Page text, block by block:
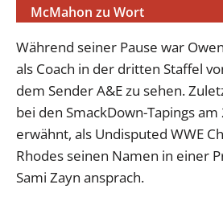
McMahon zu Wort
Während seiner Pause war
als Coach in der dritten Staffel
dem Sender A&E zu sehen.
bei den SmackDown-Tapings am
erwähnt, als Undisputed WWE
Rhodes seinen Namen in einer
Sami Zayn ansprach.